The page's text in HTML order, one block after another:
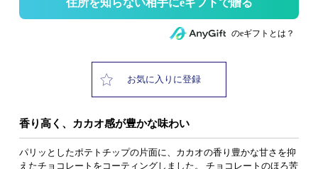
のeギフトとは？
お気に入りに登録
香り高く、カカオ感が豊かな味わい
パリッとしたポテトチップの片面に、カカオの香り豊かな甘さを抑
えたチョコレートをコーティングしました。 チョコレートのほろ苦